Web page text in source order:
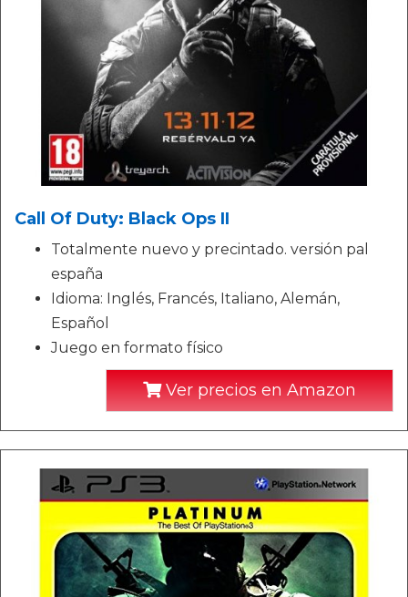
Call Of Duty: Black Ops II
Totalmente nuevo y precintado. versión pal
españa
Idioma: Inglés, Francés, Italiano, Alemán,
Español
Juego en formato físico
Ver precios en Amazon